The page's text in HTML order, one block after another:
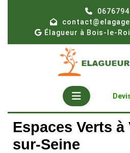
Élagueur à Bois-le-
Open
Espaces Verts à
sur-Seine